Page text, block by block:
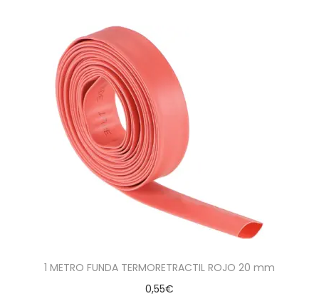
1 METRO FUNDA TERMORETRACTIL ROJO 20 mm
0,55€